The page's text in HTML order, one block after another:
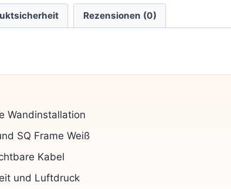
Rezensionen (0)
Wandinstallation
SQ Frame Weiß
Kabel
und Luftdruck